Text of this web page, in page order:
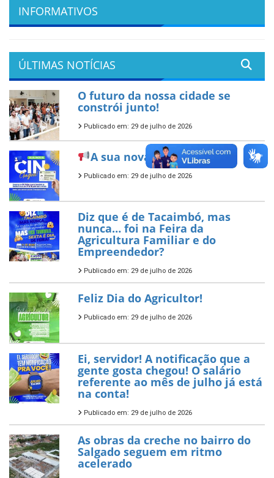
INFORMATIVOS
ÚLTIMAS NOTÍCIAS
O futuro da nossa cidade se
constrói junto!
Publicado em: 29 de julho de 2026
A sua nova CIN já chegou!
Publicado em: 29 de julho de 2026
Diz que é de Tacaimbó, mas
nunca… foi na Feira da
Agricultura Familiar e do
Empreendedor?
Publicado em: 29 de julho de 2026
Feliz Dia do Agricultor!
Publicado em: 29 de julho de 2026
Ei, servidor! A notificação que a
gente gosta chegou! O salário
referente ao mês de julho já está
na conta!
Publicado em: 29 de julho de 2026
As obras da creche no bairro do
Salgado seguem em ritmo
acelerado